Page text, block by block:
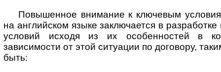
Повышенное внимание к ключевым
на английском языке заключается в
условий исходя из их особенностей в
зависимости от этой ситуации по договору,
быть: